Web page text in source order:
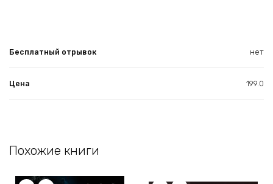
Бесплатный отрывок нет
Цена 199.0
Похожие книги